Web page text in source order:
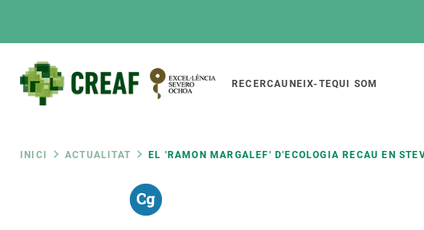
Main
navigation
RECERCAUNEIX-TEQUI SOM
Fil
d'ariadna
INICI ACTUALITAT EL 'RAMON MARGALEF' D'ECOLOGIA RECAU EN
Featured